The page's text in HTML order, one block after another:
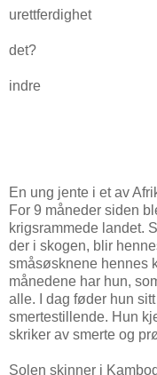
urettferdighet
Han
det?
Mine
indre
For
vil
stille det
tilbake
En ung jente i et av
For 9 måneder siden
krigsrammede landet.
der i skogen, blir
småsøsknene hennes
månedene har hun,
alle. I dag føder hun
smertestillende. Hun
skriker av smerte og
Solen skinner i